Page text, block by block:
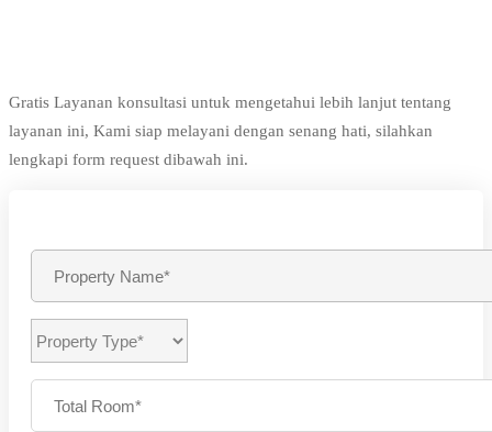
Gratis Layanan konsultasi untuk mengetahui lebih lanjut tentang
layanan ini, Kami siap melayani dengan senang hati, silahkan
lengkapi form request dibawah ini.